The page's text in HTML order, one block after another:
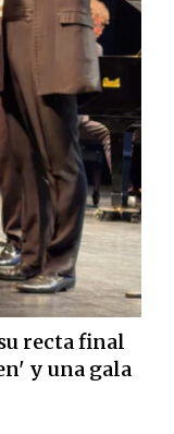
recta final
y una gala